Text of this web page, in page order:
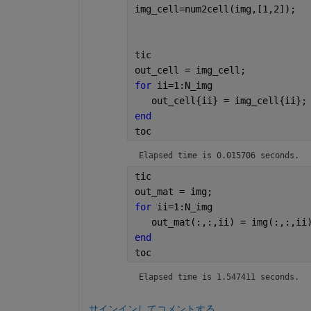
img_cell=num2cell(img,[1,2]);
tic
out_cell = img_cell;
for ii=1:N_img
out_cell{ii} =
end
toc
Elapsed time is 0.015706 seconds.
tic
out_mat = img;
for ii=1:N_img
out_mat(:,:,ii) =
end
toc
Elapsed time is 1.547411 seconds.